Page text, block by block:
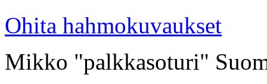
Ohita hahmokuvaukset
Mikko "palkkasoturi"